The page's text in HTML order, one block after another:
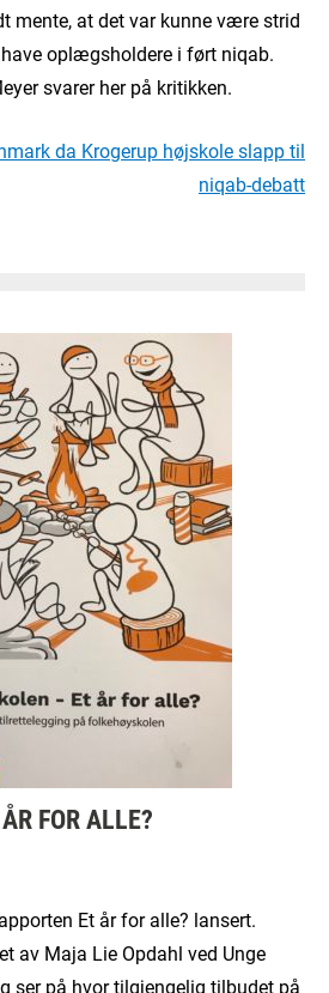
mente, at det var kunne være strid
oplægsholdere i ført niqab.
svarer her på kritikken.
da Krogerup højskole slapp til
niqab-debatt
FOR ALLE?
Et år for alle? lansert.
av Maja Lie Opdahl ved Unge
ser på hvor tilgjengelig tilbudet på